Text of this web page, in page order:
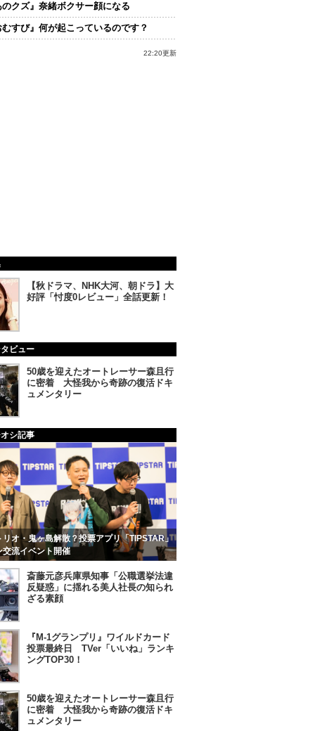
のクズ』奈緒ボクサー顔になる
むすび』何が起こっているのです？
22:20更新
【秋ドラマ、NHK大河、朝ドラ】大
好評「忖度0レビュー」全話更新！
ビュー
50歳を迎えたオートレーサー森且行
に密着 大怪我から奇跡の復活ドキ
ュメンタリー
シ記事
リオ・鬼ヶ島解散？投票アプリ「TIPSTAR」
交流イベント開催
斎藤元彦兵庫県知事「公職選挙法違
反疑惑」に揺れる美人社長の知られ
ざる素顔
『M-1グランプリ』ワイルドカード
投票最終日 TVer「いいね」ランキ
ングTOP30！
50歳を迎えたオートレーサー森且行
に密着 大怪我から奇跡の復活ドキ
ュメンタリー